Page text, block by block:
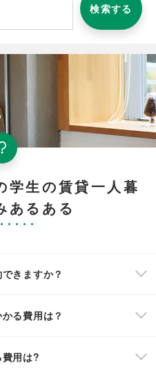
検索する
学生の賃貸一人暮
あるある
きますか？
る費用は？
用は?